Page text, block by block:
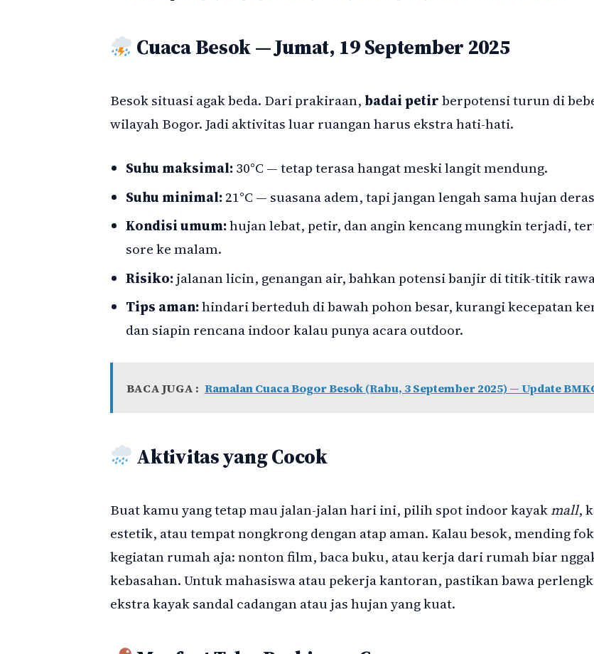
Cuaca Besok — Jumat, 19 September 2025
Besok situasi agak beda. Dari prakiraan, badai petirberpotensi turun di
wilayah Bogor. Jadi aktivitas luar ruangan harus ekstra hati-hati.
Suhu maksimal:30°C — tetap terasa hangat meski langit mendung.
Suhu minimal:21°C — suasana adem, tapi jangan lengah sama hujan
Kondisi umum:hujan lebat, petir, dan angin kencang mungkin terjadi,
sore ke malam.
Risiko:jalanan licin, genangan air, bahkan potensi banjir di titik-titik
Tips aman:hindari berteduh di bawah pohon besar, kurangi kecepatan
dan siapin rencana indoor kalau punya acara outdoor.
BACA JUGA : Ramalan Cuaca Bogor Besok (Rabu, 3 September 2025) — Update
Aktivitas yang Cocok
Buat kamu yang tetap mau jalan-jalan hari ini, pilih spot indoor kayakmall,
estetik, atau tempat nongkrong dengan atap aman. Kalau besok, mending
kegiatan rumah aja: nonton film, baca buku, atau kerja dari rumah biar
kebasahan. Untuk mahasiswa atau pekerja kantoran, pastikan bawa
ekstra kayak sandal cadangan atau jas hujan yang kuat.